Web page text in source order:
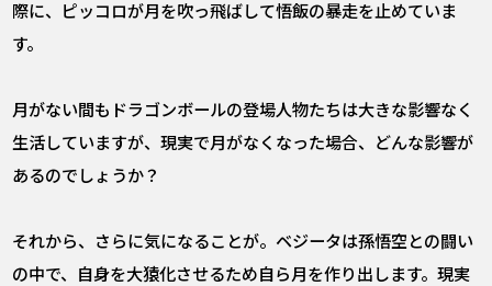
際に、ピッコロが月を吹っ飛ばして悟飯の暴走を止めていま
す。
月がない間もドラゴンボールの登場人物たちは大きな影響なく
生活していますが、現実で月がなくなった場合、どんな影響が
あるのでしょうか？
それから、さらに気になることが。ベジータは孫悟空との闘い
の中で、自身を大猿化させるため自ら月を作り出します。現実